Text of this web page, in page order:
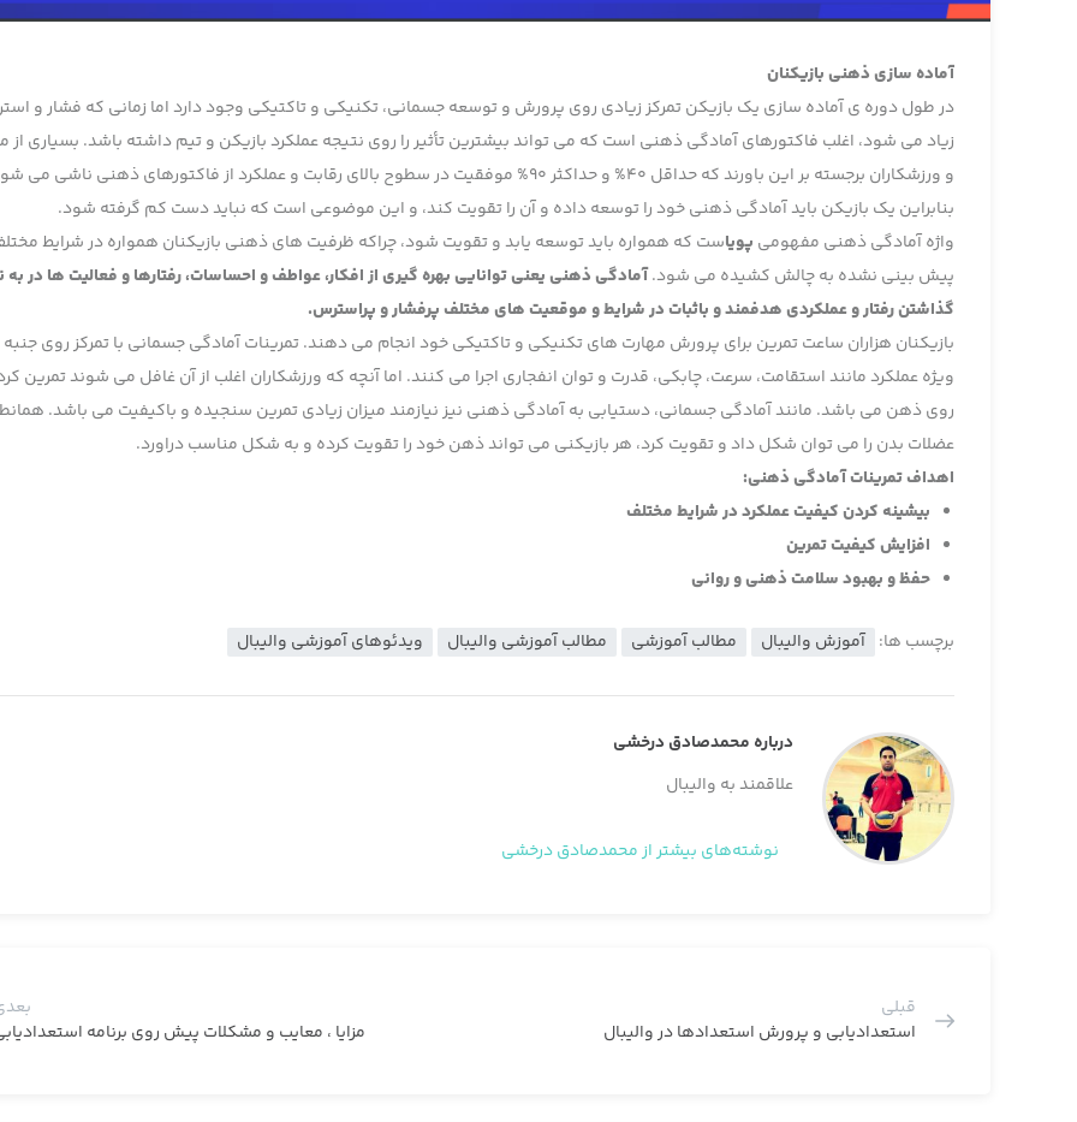
آماده سازی ذهنی بازیکنان
در طول دوره ی آماده سازی یک بازیکن تمرکز زیادی روی پرورش و توسعه جسمانی، تکنیکی و تاکتیکی وجود دارد اما زمانی که فشار و
زیاد می شود، اغلب فاکتورهای آمادگی ذهنی است که می تواند بیشترین تأثیر را روی نتیجه عملکرد بازیکن و تیم داشته باشد. بسیاری از
و ورزشکاران برجسته بر این باورند که حداقل 40% و حداکثر 90% موفقیت در سطوح بالای رقابت و عملکرد از فاکتورهای ذهنی ناشی می
بنابراین یک بازیکن باید آمادگی ذهنی خود را توسعه داده و آن را تقویت کند، و این موضوعی است که نباید دست کم گرفته شود.
واژه آمادگی ذهنی مفهومی پویاست که همواره باید توسعه یابد و تقویت شود، چراکه ظرفیت های ذهنی بازیکنان همواره در شرایط
پیش بینی نشده به چالش کشیده می شود.آمادگی ذهنی یعنی توانایی بهره گیری از افکار، عواطف و احساسات، رفتارها و فعالیت ها در
گذاشتن رفتار و عملکردی هدفمند و باثبات در شرایط و موقعیت های مختلف پرفشار و پراسترس.
بازیکنان هزاران ساعت تمرین برای پرورش مهارت های تکنیکی و تاکتیکی خود انجام می دهند. تمرینات آمادگی جسمانی با تمرکز روی
ویژه عملکرد مانند استقامت، سرعت، چابکی، قدرت و توان انفجاری اجرا می کنند. اما آنچه که ورزشکاران اغلب از آن غافل می شوند تمرین
روی ذهن می باشد. مانند آمادگی جسمانی، دستیابی به آمادگی ذهنی نیز نیازمند میزان زیادی تمرین سنجیده و باکیفیت می باشد.
عضلات بدن را می توان شکل داد و تقویت کرد، هر بازیکنی می تواند ذهن خود را تقویت کرده و به شکل مناسب دراورد.
اهداف تمرینات آمادگی ذهنی:
بیشینه کردن کیفیت عملکرد در شرایط مختلف
افزایش کیفیت تمرین
حفظ و بهبود سلامت ذهنی و روانی
برچسب ها: آموزش والیبال مطالب آموزشی مطالب آموزشی والیبال ویدئوهای آموزشی والیبال
درباره محمدصادق درخشی
علاقمند به والیبال
نوشته‌های بیشتر از محمدصادق درخشی
قبلی
استعدادیابی و پرورش استعدادها در والیبال
مزایا ، معایب و مشکلات پیش روی برنامه